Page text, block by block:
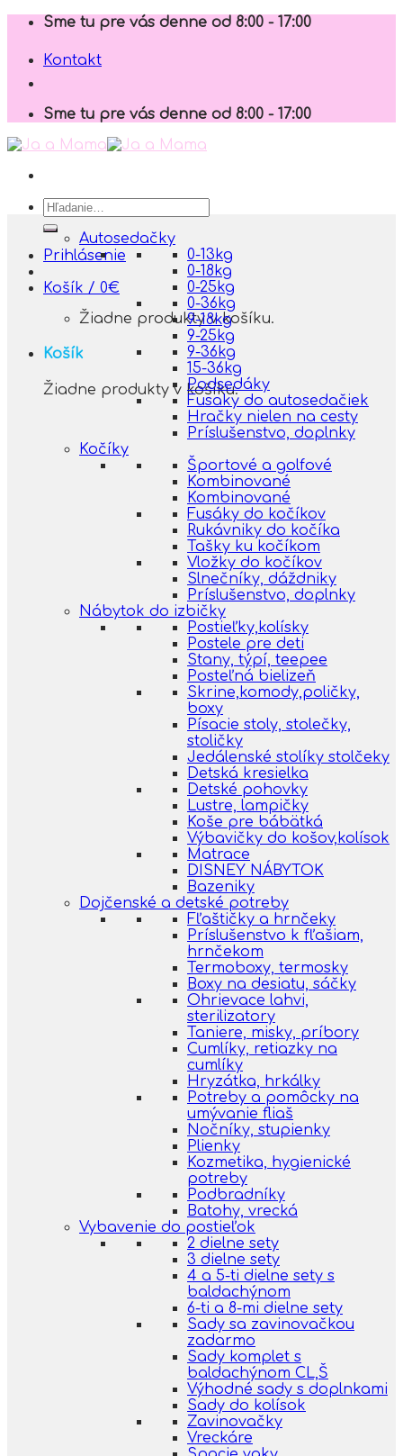
Skip
content
Sme tu pre vás denne od 8:00 - 17:00
Kontakt
Sme tu pre vás denne od 8:00 - 17:00
Hľadať:
Prihlásenie
Košík / 0€
Žiadne produkty v košíku.
Košík
Žiadne produkty v košíku.
Autosedačky
0-13kg
0-18kg
0-25kg
0-36kg
9-18kg
9-25kg
9-36kg
15-36kg
Podsedáky
Fusaky do autosedačiek
Hračky nielen na cesty
Príslušenstvo, doplnky
Kočíky
Športové a golfové
Kombinované
Kombinované
Fusáky do kočíkov
Rukávniky do kočíka
Tašky ku kočíkom
Vložky do kočíkov
Slnečníky, dáždniky
Príslušenstvo, doplnky
Nábytok do izbičky
Postieľky,kolísky
Postele pre deti
Stany, týpí, teepee
Posteľná bielizeň
Skrine,komody,poličky,
boxy
Písacie stoly, stolečky,
stoličky
Jedálenské stolíky stolčeky
Detská kresielka
Detské pohovky
Lustre, lampičky
Koše pre bábätká
Výbavičky do košov,kolísok
Matrace
DISNEY NÁBYTOK
Bazeniky
Dojčenské a detské potreby
Fľaštičky a hrnčeky
Príslušenstvo k fľašiam,
hrnčekom
Termoboxy, termosky
Boxy na desiatu, sáčky
Ohrievace lahvi,
sterilizatory
Taniere, misky, príbory
Cumlíky, retiazky na
cumlíky
Hryzátka, hrkálky
Potreby a pomôcky na
umývanie fliaš
Nočníky, stupienky
Plienky
Kozmetika, hygienické
potreby
Podbradníky
Batohy, vrecká
Vybavenie do postieľok
2 dielne sety
3 dielne sety
4 a 5-ti dielne sety s
baldachýnom
6-ti a 8-mi dielne sety
Sady sa zavinovačkou
zadarmo
Sady komplet s
baldachýnom CL,Š
Výhodné sady s doplnkami
Sady do kolísok
Zavinovačky
Vreckáre